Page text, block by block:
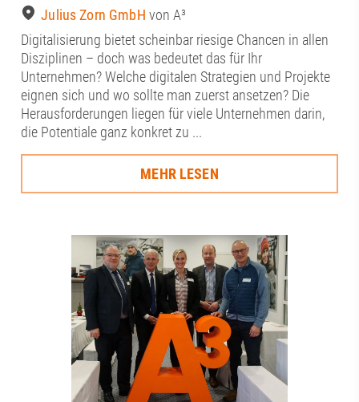
Julius Zorn GmbH von A³
Digitalisierung bietet scheinbar riesige Chancen in allen
Disziplinen – doch was bedeutet das für Ihr
Unternehmen? Welche digitalen Strategien und Projekte
eignen sich und wo sollte man zuerst ansetzen? Die
Herausforderungen liegen für viele Unternehmen darin,
die Potentiale ganz konkret zu ...
MEHR LESEN